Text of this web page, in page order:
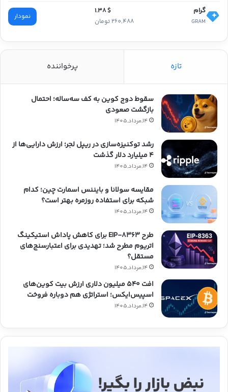
گرام
GRAM
$ 1.38
260,488 تومان
نمودار
تازه پرخواننده
سقوط دوج کوین به کف سه‌ساله؛ احتمال
بازگشت صعودی
14,مرداد,1405
رشد توکنیزه‌سازی در ریپل لجر؛ ارزش دارایی‌ها از
۴ میلیارد دلار گذشت
14,مرداد,1405
مقایسه سولانا و بایننس اسمارت چین؛ کدام
شبکه برای استفاده روزمره بهتر است؟
14,مرداد,1405
طرح EIP-8363 برای کاهش پاداش استیکینگ
اتریوم مطرح شد؛ تهدیدی برای اعتبارسنج‌های
مستقل؟
14,مرداد,1405
افت ۵۴۰ میلیون دلاری ارزش بیت کوین‌های
اسپیس‌ایکس؛ استراتژی هم دوباره فروخت
14,مرداد,1405